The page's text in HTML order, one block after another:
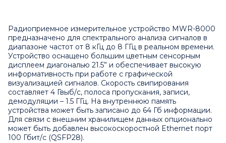
Радиоприемное измерительное устройство MWR-8000
предназначено для спектрального анализа сигналов в
диапазоне частот от 8 кГц до 8 ГГц в реальном времени.
Устройство оснащено большим цветным сенсорным
дисплеем диагональю 21.5” и обеспечивает высокую
информативность при работе с графической
визуализацией сигналов. Скорость свипирования
составляет 4 Гвыб/с, полоса пропускания, записи,
демодуляции – 1.5 ГГц. На внутреннюю память
устройства может быть записано до 64 Гб информации.
Для связи с внешним хранилищем данных опционально
может быть добавлен высокоскоростной Ethernet порт
100 Гбит/с (QSFP28).